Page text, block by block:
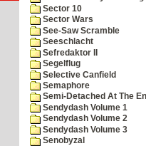
Sector 10
Sector Wars
See-Saw Scramble
Seeschlacht
Sefredaktor II
Segelflug
Selective Canfield
Semaphore
Semi-Detached At The
Sendydash Volume 1
Sendydash Volume 2
Sendydash Volume 3
Senobyzal